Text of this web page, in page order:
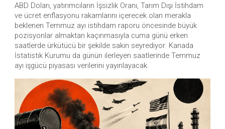
ABD Doları, yatırımcıların İşsizlik Oranı, Tarım Dışı İstihdam
ve ücret enflasyonu rakamlarını içerecek olan merakla
beklenen Temmuz ayı istihdam raporu öncesinde büyük
pozisyonlar almaktan kaçınmasıyla cuma günü erken
saatlerde ürkütücü bir şekilde sakin seyrediyor. Kanada
İstatistik Kurumu da günün ilerleyen saatlerinde Temmuz
ayı işgücü piyasası verilerini yayınlayacak.